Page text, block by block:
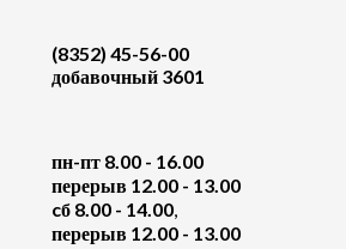
(8352) 45-56-00
добавочный 3601
пн-пт 8.00 - 16.00
перерыв 12.00 - 13.00
cб 8.00 - 14.00,
перерыв 12.00 - 13.00